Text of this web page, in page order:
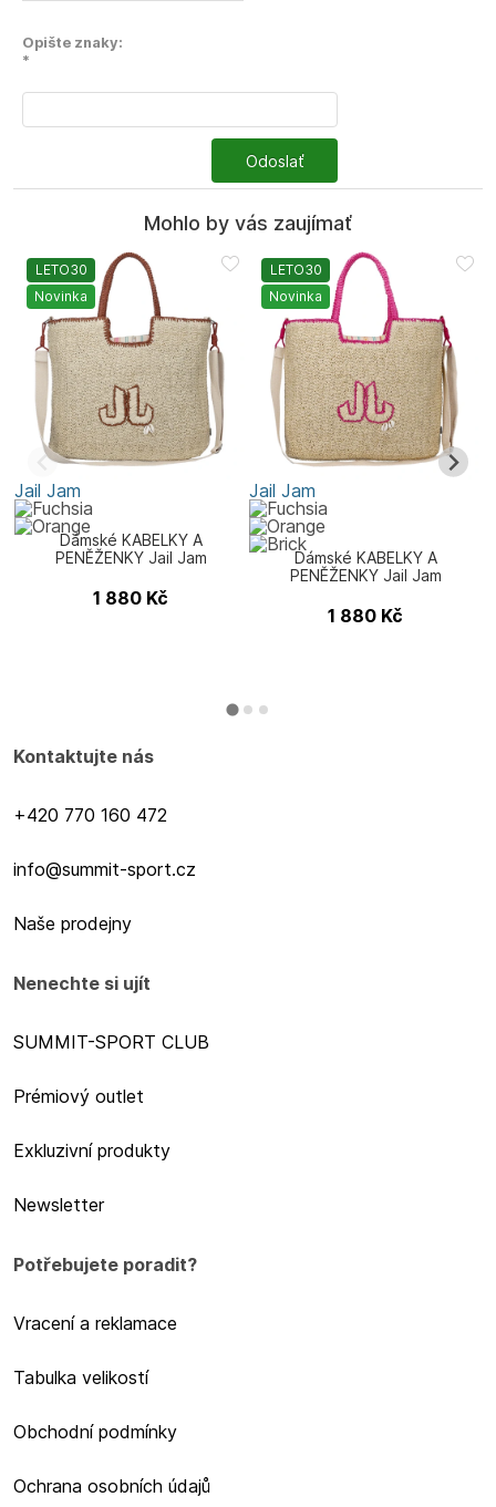
Opište znaky:
*
Odoslať
Mohlo by vás zaujímať
LETO30
Novinka
Jail Jam
Dámské KABELKY A
PENĚŽENKY Jail Jam
1 880 Kč
LETO30
Novinka
Jail Jam
Dámské KABELKY A
PENĚŽENKY Jail Jam
1 880 Kč
Kontaktujte nás
+420 770 160 472
info@summit-sport.cz
Naše prodejny
Nenechte si ujít
SUMMIT-SPORT CLUB
Prémiový outlet
Exkluzivní produkty
Newsletter
Potřebujete poradit?
Vracení a reklamace
Tabulka velikostí
Obchodní podmínky
Ochrana osobních údajů